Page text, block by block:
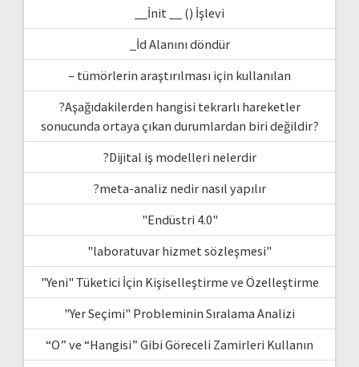
__İnit __ () İşlevi
_İd Alanını döndür
– tümörlerin araştırılması için kullanılan
?Aşağıdakilerden hangisi tekrarlı hareketler
sonucunda ortaya çıkan durumlardan biri değildir?
?Dijital iş modelleri nelerdir
?meta-analiz nedir nasıl yapılır
"Endüstri 4.0"
"laboratuvar hizmet sözleşmesi"
"Yeni" Tüketici İçin Kişiselleştirme ve Özelleştirme
"Yer Seçimi" Probleminin Sıralama Analizi
“O” ve “Hangisi” Gibi Göreceli Zamirleri Kullanın